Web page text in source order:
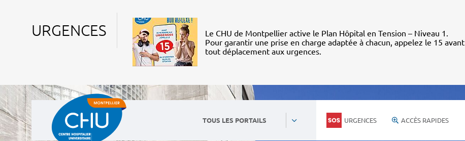
URGENCES
Le CHU de Montpellier active le Plan Hôpital en Tension – Niveau 1.
Pour garantir une prise en charge adaptée à chacun, appelez le 15 avant
tout déplacement aux urgences.
TOUS LES PORTAILS URGENCES ACCÈS RAPIDES